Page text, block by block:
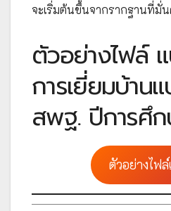
จะเริ่มต้นขึ้นจากรากฐานที่มั่
ตัวอย่างไฟล์
การเยี่ยมบ้าน
สพฐ. ปีการศึ
ตัวอย่างไฟ